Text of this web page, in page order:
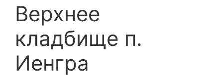
Верхнее
кладбище п.
Иенгра